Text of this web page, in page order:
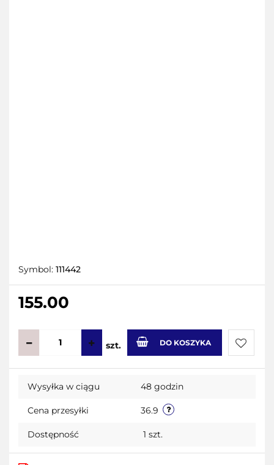
Symbol: 111442
155.00
szt. DO KOSZYKA
Do
Wysyłka w ciągu 48 godzin
Cena przesyłki 36.9
Dostępność 1 szt.